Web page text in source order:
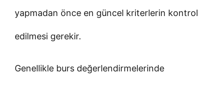
yapmadan önce en güncel kriterlerin kontrol
edilmesi gerekir.
Genellikle burs değerlendirmelerinde